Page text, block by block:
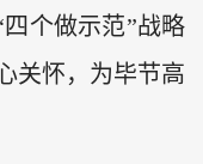
个做示范”战略
关怀，为毕节高